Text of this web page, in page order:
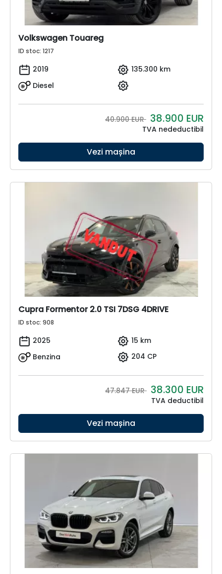
Volkswagen Touareg
ID stoc: 1217
2019
135.300 km
Diesel
40.900 EUR 38.900 EUR
TVA nedeductibil
Vezi mașina
Cupra Formentor 2.0 TSI 7DSG 4DRIVE
ID stoc: 908
2025
15 km
Benzina
204 CP
47.847 EUR 38.300 EUR
TVA deductibil
Vezi mașina